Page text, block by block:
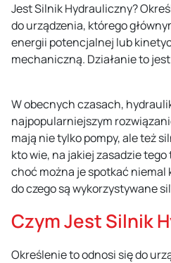
Jest Silnik Hydrauliczny?
do urządzenia, którego
energii potencjalnej lub
mechaniczną. Działanie to
W obecnych czasach,
najpopularniejszym
mają nie tylko pompy, ale też
kto wie, na jakiej zasadzie
choć można je spotkać niemal
do czego są wykorzystywane
Czym Jest Silnik
Określenie to odnosi się do